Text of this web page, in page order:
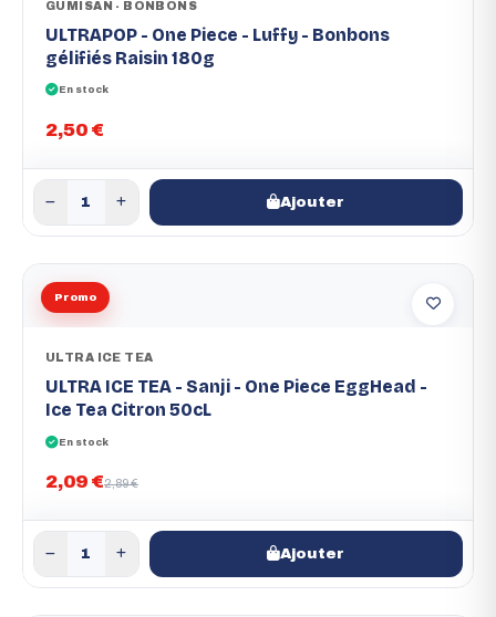
GUMISAN - BONBONS
ULTRAPOP - One Piece - Luffy - Bonbons
gélifiés Raisin 180g
En stock
2,50 €
Ajouter
Promo
ULTRA ICE TEA
ULTRA ICE TEA - Sanji - One Piece EggHead -
Ice Tea Citron 50cL
En stock
2,09 €2,89 €
Ajouter